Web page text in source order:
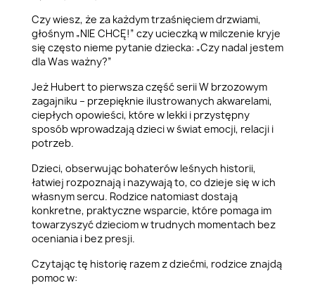
Czy wiesz, że za każdym trzaśnięciem drzwiami,
głośnym „NIE CHCĘ!” czy ucieczką w milczenie kryje
się często nieme pytanie dziecka: „Czy nadal jestem
dla Was ważny?”
Jeż Hubert to pierwsza część serii W brzozowym
zagajniku – przepięknie ilustrowanych akwarelami,
ciepłych opowieści, które w lekki i przystępny
sposób wprowadzają dzieci w świat emocji, relacji i
potrzeb.
Dzieci, obserwując bohaterów leśnych historii,
łatwiej rozpoznają i nazywają to, co dzieje się w ich
własnym sercu. Rodzice natomiast dostają
konkretne, praktyczne wsparcie, które pomaga im
towarzyszyć dzieciom w trudnych momentach bez
oceniania i bez presji.
Czytając tę historię razem z dziećmi, rodzice znajdą
pomoc w: